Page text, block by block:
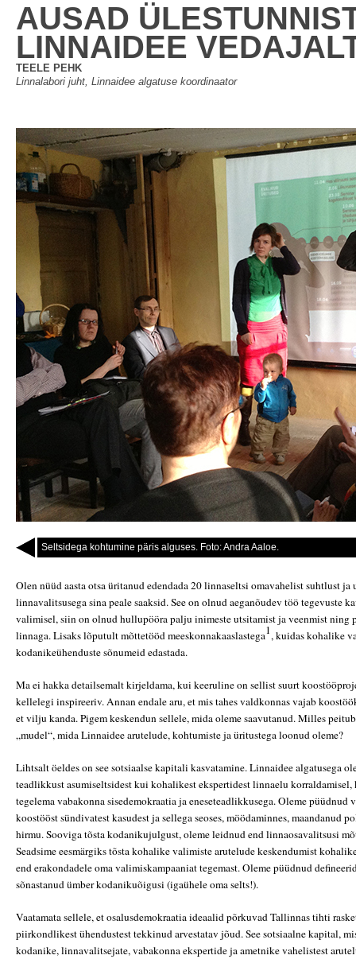
AUSAD
LINNAIDEE
TEELE PEHK
Linnalabori juht, Linnaidee algatuse koordinaator
Seltsidega kohtumine päris alguses. Foto: Andra Aaloe.
Olen nüüd aasta otsa üritanud edendada 20 linnaseltsi omavahelist suhtlust ja
linnavalitsusega sina peale saaksid. See on olnud aeganõudev töö tegevuste
valimisel, siin on olnud hullupööra palju inimeste utsitamist ja veenmist ning
linnaga. Lisaks lõputult mõttetööd meeskonnakaaslastega1, kuidas kohalike
kodanikeühenduste sõnumeid edastada.
Ma ei hakka detailsemalt kirjeldama, kui keeruline on sellist suurt
kellelegi inspireeriv. Annan endale aru, et mis tahes valdkonnas vajab
et vilju kanda. Pigem keskendun sellele, mida oleme saavutanud. Milles
„mudel“, mida Linnaidee arutelude, kohtumiste ja üritustega loonud oleme?
Lihtsalt öeldes on see sotsiaalse kapitali kasvatamine. Linnaidee algatusega
teadlikkust asumiseltsidest kui kohalikest ekspertidest linnaelu
tegelema vabakonna sisedemokraatia ja eneseteadlikkusega. Oleme püüdnud
koostööst sündivatest kasudest ja sellega seoses, möödaminnes, maandanud
hirmu. Sooviga tõsta kodanikujulgust, oleme leidnud end linnaosavalitsusi
Seadsime eesmärgiks tõsta kohalike valimiste arutelude keskendumist
end erakondadele oma valimiskampaaniat tegemast. Oleme püüdnud
sõnastanud ümber kodanikuõigusi (igaühele oma selts!).
Vaatamata sellele, et osalusdemokraatia ideaalid põrkuvad Tallinnas tihti
piirkondlikest ühendustest tekkinud arvestatav jõud. See sotsiaalne kapital,
kodanike, linnavalitsejate, vabakonna ekspertide ja ametnike vahelistest